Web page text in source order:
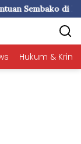
PWI
Hukum &